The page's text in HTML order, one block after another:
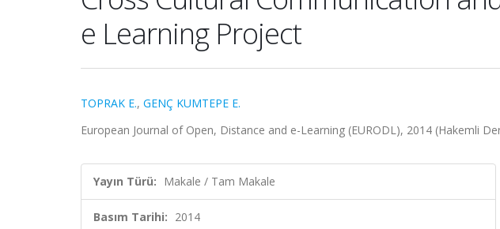
e Learning Project
TOPRAK E., GENÇ KUMTEPE E.
European Journal of Open, Distance and e-Learning (EURODL), 2014 (Hakemli
Yayın Türü: Makale / Tam Makale
Basım Tarihi: 2014